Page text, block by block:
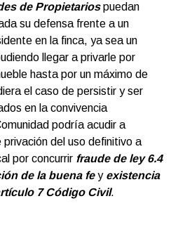
de Propietariospuedan
su defensa frente a un
en la finca, ya sea un
llegar a privarle por
hasta por un máximo de
el caso de persistir y ser
en la convivencia
podría acudir a
del uso definitivo a
por concurrir fraude de ley 6.4
de la buena fe y existencia
7 Código Civil.